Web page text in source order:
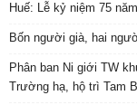
Huế: Lễ kỷ niệm 75
Bốn người già, hai
Phân ban Ni giới TW
Trường hạ, hộ trì Tam